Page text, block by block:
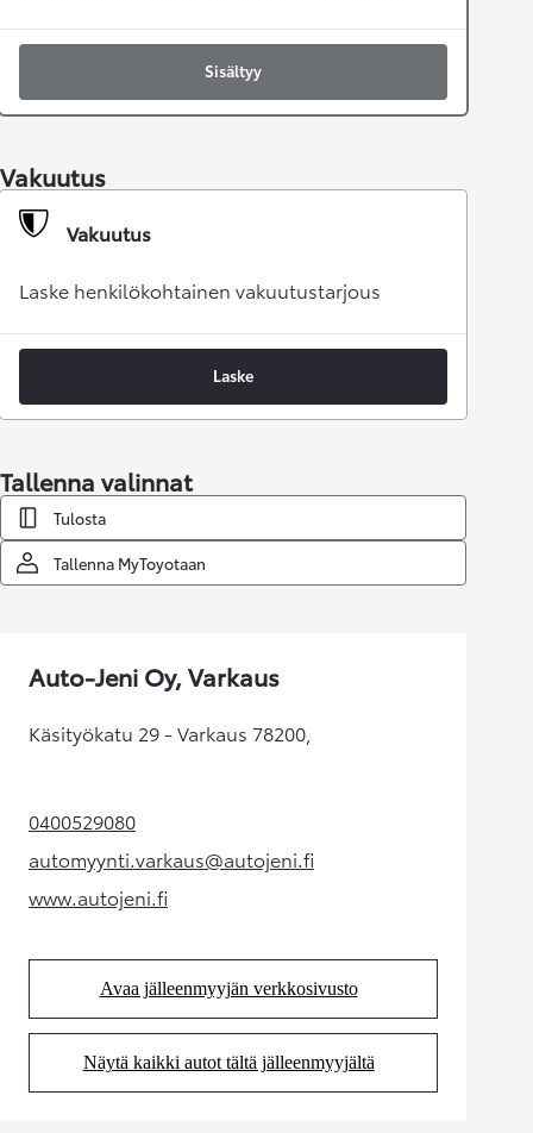
Sisältyy
Vakuutus
Vakuutus
Laske henkilökohtainen vakuutustarjous
Laske
Tallenna valinnat
Tulosta
Tallenna MyToyotaan
Auto-Jeni Oy, Varkaus
Käsityökatu 29 - Varkaus 78200,
0400529080(Aukeaa uudessa välilehdessä)
automyynti.varkaus@autojeni.fi
(Aukeaa uudessa välilehdessä)
www.autojeni.fi(Aukeaa uudessa välilehdessä)
Avaa jälleenmyyjän verkkosivusto
(Aukeaa uudessa välilehdessä)
Näytä kaikki autot tältä jälleenmyyjältä
(Aukeaa uudessa välilehdessä)